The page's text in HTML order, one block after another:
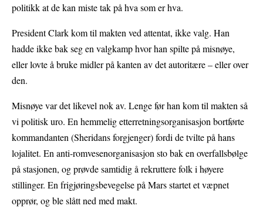
politikk at de kan miste tak på hva som er hva.
President Clark kom til makten ved attentat, ikke valg. Han
hadde ikke bak seg en valgkamp hvor han spilte på misnøye,
eller lovte å bruke midler på kanten av det autoritære – eller over
den.
Misnøye var det likevel nok av. Lenge før han kom til makten så
vi politisk uro. En hemmelig etterretningsorganisasjon bortførte
kommandanten (Sheridans forgjenger) fordi de tvilte på hans
lojalitet. En anti-romvesenorganisasjon sto bak en overfallsbølge
på stasjonen, og prøvde samtidig å rekruttere folk i høyere
stillinger. En frigjøringsbevegelse på Mars startet et væpnet
opprør, og ble slått ned med makt.